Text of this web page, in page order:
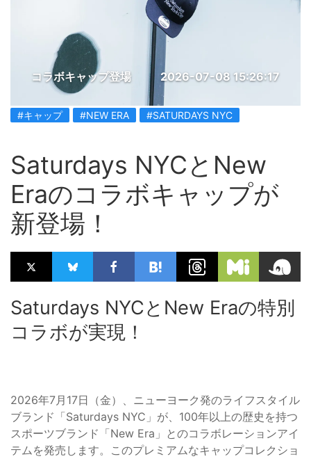
コラボキャップ登場 2026-07-08 15:26:17
#キャップ #NEW ERA #SATURDAYS NYC
Saturdays NYCとNew
Eraのコラボキャップが
新登場！
Saturdays NYCとNew Eraの特別
コラボが実現！
2026年7月17日（金）、ニューヨーク発のライフスタイル
ブランド「Saturdays NYC」が、100年以上の歴史を持つ
スポーツブランド「New Era」とのコラボレーションアイ
テムを発売します。このプレミアムなキャップコレクショ